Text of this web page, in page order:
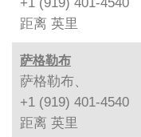
距离 英里
萨格勒布
萨格勒布、
+1 (919) 401-4540
距离 英里